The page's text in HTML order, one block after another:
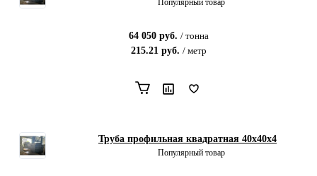
Популярный товар
64 050руб. / тонна
215.21 руб. / метр
Труба профильная квадратная 40х40x4
Популярный товар